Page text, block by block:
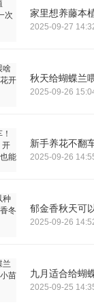
家里想养藤本
2025-09-27
秋天给蝴蝶兰
2025-09-26
新手养花不翻
2025-09-26
郁金香秋天可
2025-09-26
九月适合给蝴
2025-09-25